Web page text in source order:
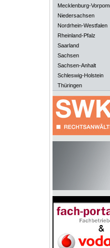
Mecklenburg-
Niedersachsen
Nordrhein-Westfalen
Rheinland-Pfalz
Saarland
Sachsen
Sachsen-Anhalt
Schleswig-Holstein
Thüringen